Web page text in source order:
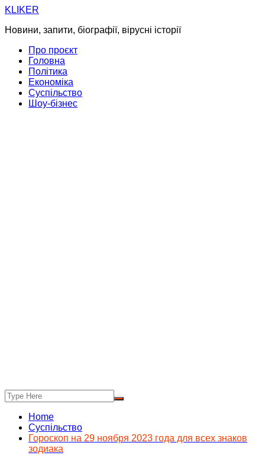
Skip
content
KLIKER
Новини, запити, біографії, вірусні історії
Про проєкт
Головна
Політика
Економіка
Суспільство
Шоу-бізнес
Home
Суспільство
Гороскоп на 29 ноября 2023 года для всех знаков
зодиака